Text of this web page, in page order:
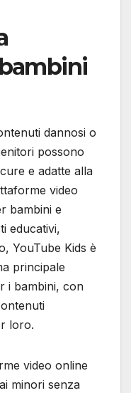
dannosi o
possono
e adatte alla
video
bambini e
educativi,
YouTube Kids è
principale
i bambini, con
loro.
video online
minori senza